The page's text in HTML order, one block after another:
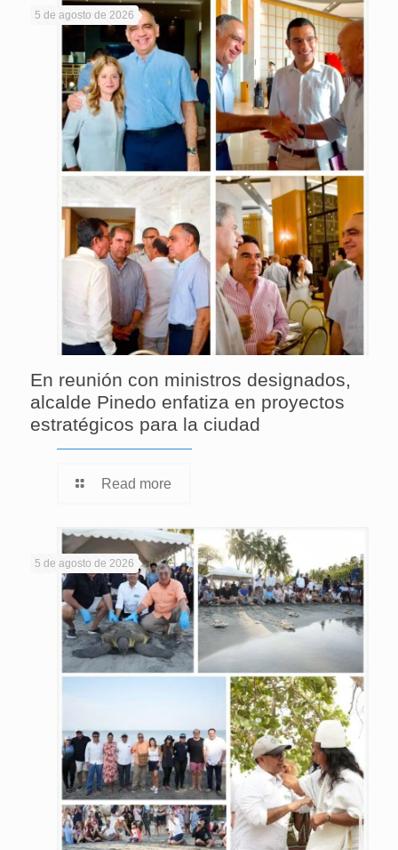
5 de agosto de 2026
En reunión con ministros designados,
alcalde Pinedo enfatiza en proyectos
estratégicos para la ciudad
Read more
5 de agosto de 2026